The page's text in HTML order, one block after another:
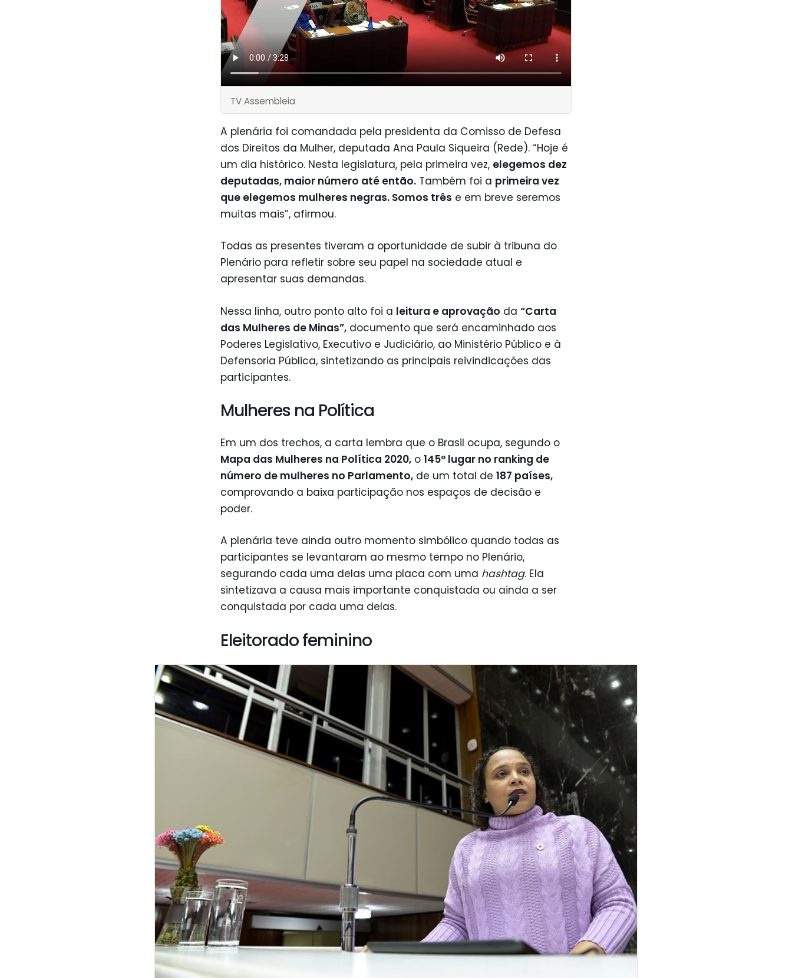
TV Assembleia
A plenária foi comandada pela presidenta da Comisso de Defesa
dos Direitos da Mulher, deputada Ana Paula Siqueira (Rede). “Hoje é
um dia histórico. Nesta legislatura, pela primeira vez, elegemos dez
deputadas, maior número até então. Também foi a primeira vez
que elegemos mulheres negras. Somos três e em breve seremos
muitas mais”, afirmou.
Todas as presentes tiveram a oportunidade de subir à tribuna do
Plenário para refletir sobre seu papel na sociedade atual e
apresentar suas demandas.
Nessa linha, outro ponto alto foi a leitura e aprovação da “Carta
das Mulheres de Minas”, documento que será encaminhado aos
Poderes Legislativo, Executivo e Judiciário, ao Ministério Público e à
Defensoria Pública, sintetizando as principais reivindicações das
participantes.
Mulheres na Política
Em um dos trechos, a carta lembra que o Brasil ocupa, segundo o
Mapa das Mulheres na Política 2020, o 145º lugar no ranking de
número de mulheres no Parlamento, de um total de 187 países,
comprovando a baixa participação nos espaços de decisão e
poder.
A plenária teve ainda outro momento simbólico quando todas as
participantes se levantaram ao mesmo tempo no Plenário,
segurando cada uma delas uma placa com uma hashtag. Ela
sintetizava a causa mais importante conquistada ou ainda a ser
conquistada por cada uma delas.
Eleitorado feminino